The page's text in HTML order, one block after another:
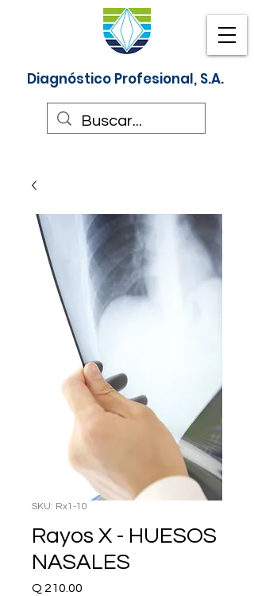
Diagnóstico Profesional, S.A.
SKU: Rx1-10
Rayos X - HUESOS
NASALES
Q 210.00